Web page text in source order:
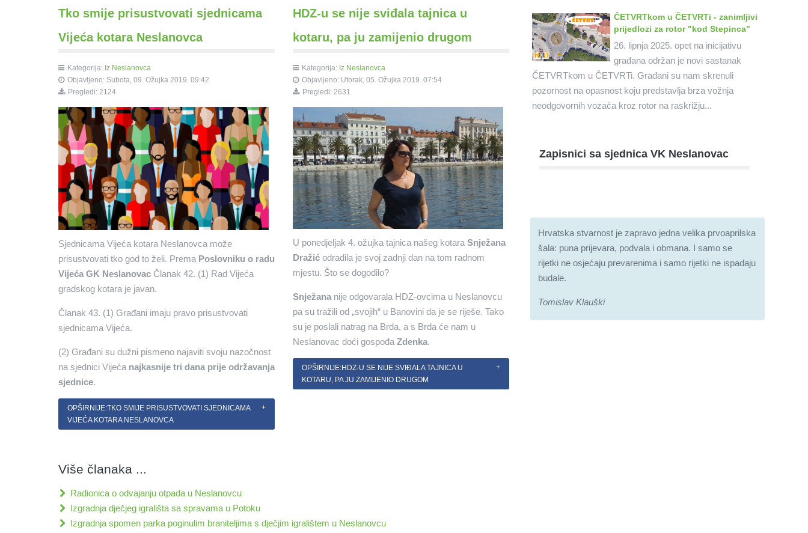
Tko smije prisustvovati sjednicama
Vijeća kotara Neslanovca
Kategorija: Iz Neslanovca
Objavljeno: Subota, 09. Ožujka 2019. 09:42
Pregledi: 2124
Sjednicama Vijeća kotara Neslanovca može
prisustvovati tko god to želi. Prema Poslovniku o radu
Vijeća GK Neslanovac Članak 42. (1) Rad Vijeća
gradskog kotara je javan.
Članak 43. (1) Građani imaju pravo prisustvovati
sjednicama Vijeća.
(2) Građani su dužni pismeno najaviti svoju nazočnost
na sjednici Vijeća najkasnije tri dana prije održavanja
sjednice.
OPŠIRNIJE:TKO SMIJE PRISUSTVOVATI SJEDNICAMA
VIJEĆA KOTARA NESLANOVCA
HDZ-u se nije sviđala tajnica u
kotaru, pa ju zamijenio drugom
Kategorija: Iz Neslanovca
Objavljeno: Utorak, 05. Ožujka 2019. 07:54
Pregledi: 2631
U ponedjeljak 4. ožujka tajnica našeg kotara Snježana
Dražić odradila je svoj zadnji dan na tom radnom
mjestu. Što se dogodilo?
Snježana nije odgovarala HDZ-ovcima u Neslanovcu
pa su tražili od „svojih“ u Banovini da je se riješe. Tako
su je poslali natrag na Brda, a s Brda će nam u
Neslanovac doći gospođa Zdenka.
OPŠIRNIJE:HDZ-U SE NIJE SVIĐALA TAJNICA U
KOTARU, PA JU ZAMIJENIO DRUGOM
Više članaka ...
Radionica o odvajanju otpada u Neslanovcu
Izgradnja dječjeg igrališta sa spravama u Potoku
Izgradnja spomen parka poginulim braniteljima s dječjim igralištem u Neslanovcu
ČETVRTkom u ČETVRTi - zanimljivi
prijedlozi za rotor "kod Stepinca"
26. lipnja 2025. opet na inicijativu
građana održan je novi sastanak
ČETVRTkom u ČETVRTi. Građani su nam skrenuli
pozornost na opasnost koju predstavlja brza vožnja
neodgovornih vozača kroz rotor na raskrižju...
Zapisnici sa sjednica VK Neslanovac
Hrvatska stvarnost je zapravo jedna velika prvoaprilska
šala: puna prijevara, podvala i obmana. I samo se
rijetki ne osjećaju prevarenima i samo rijetki ne ispadaju
budale.
Tomislav Klauški